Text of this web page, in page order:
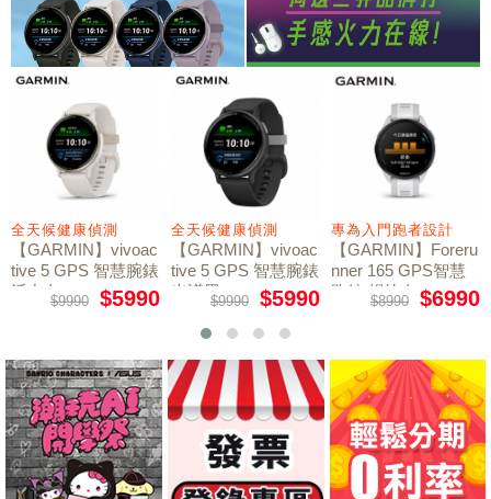
全天候健康偵測
【GARMIN】vivoac
tive 5 GPS 智慧腕錶
活力白
$9990 $5990
全天候健康偵測
【GARMIN】vivoac
tive 5 GPS 智慧腕錶
光譜黑
$9990 $5990
專為入門跑者設計
【GARMIN】Foreru
nner 165 GPS智慧
跑錶 暢快白
$8990 $6990